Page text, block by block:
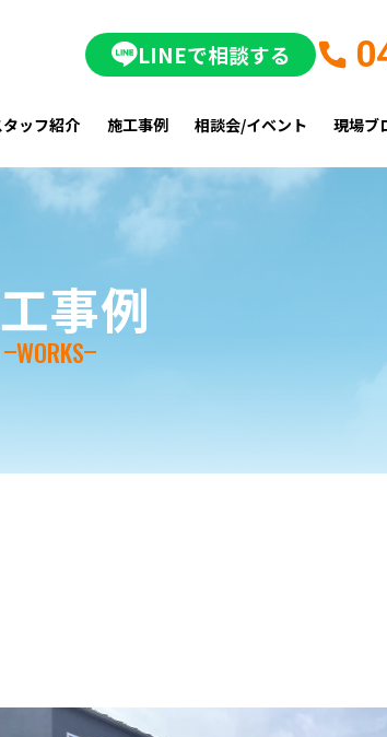
LINEで相談する
タッフ紹介 施工事例 相談会/イベント 現場ブ
事例
WORKS